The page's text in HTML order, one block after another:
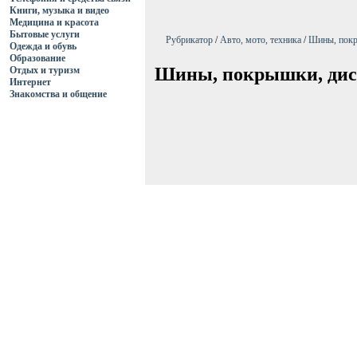
Книги, музыка и видео
Медицина и красота
Бытовые услуги
Одежда и обувь
Образование
Отдых и туризм
Интернет
Знакомства и общение
Рубрикатор /Авто, мото, техника /Шины,
Шины, покрышки,